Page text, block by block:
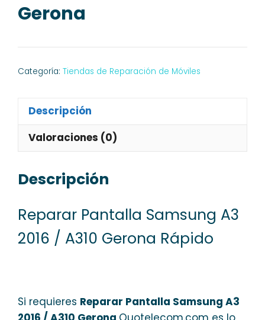
Gerona
Categoría: Tiendas de Reparación de Móviles
Descripción
Valoraciones (0)
Descripción
Reparar Pantalla Samsung A3
2016 / A310 Gerona Rápido
Si requieres Reparar Pantalla Samsung A3